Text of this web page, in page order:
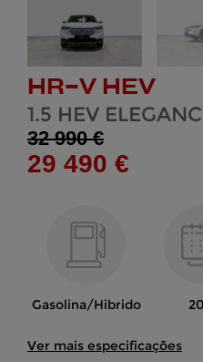
HR-V HEV
1.5 HEV
32 990 €
29 490 €
Gasolina/Hibrido
Ver mais especificações